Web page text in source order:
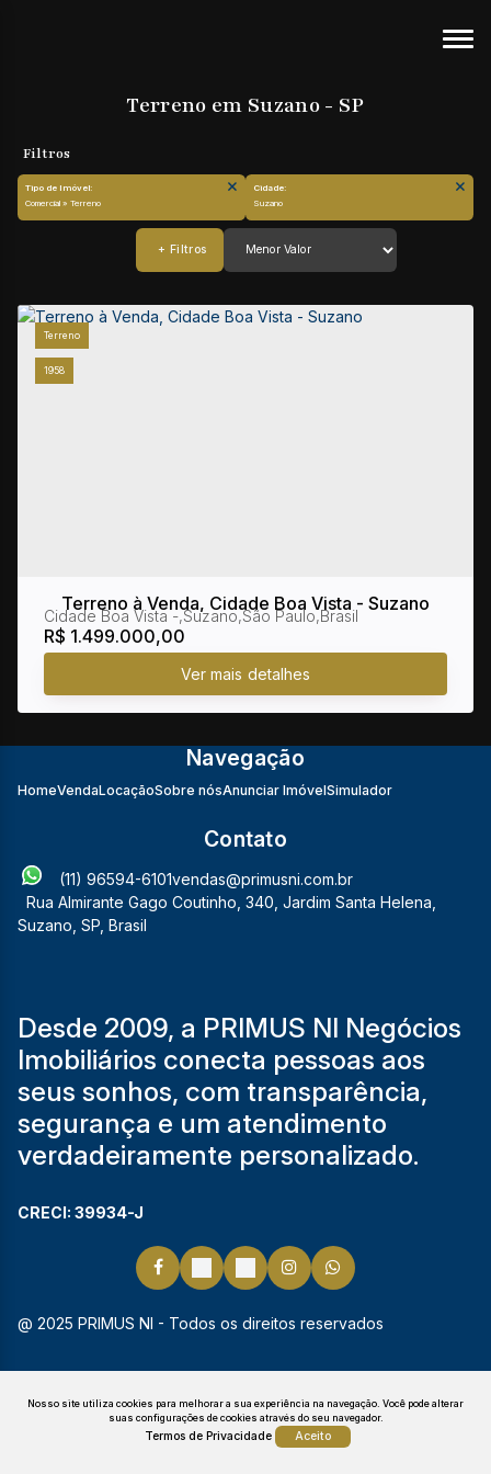
Nosso site utiliza cookies para melhorar a sua experiência na navegação. Você pode alterar
suas configurações de cookies através do seu navegador.
Termos de Privacidade Aceito
Terreno em Suzano - SP
Tipo de Imóvel:
Cidade:
Suzano
1958
Terreno
Terreno à Venda, Cidade Boa Vista - Suzano
R$ 1.499.000,00
Cidade Boa Vista ,Suzano,São Paulo,Brasil
Navegação
HomeVendaLocaçãoSobre nósAnunciar ImóvelSimulador
Contato
(11) 96594-6101vendas@primusni.com.br
Rua Almirante Gago Coutinho 340 Jardim Santa Helena
Suzano SP Brasil
Desde 2009, a PRIMUS NI Negócios
Imobiliários conecta pessoas aos
seus sonhos, com transparência,
segurança e um atendimento
verdadeiramente personalizado.
CRECI: 39934-J
@ 2025 PRIMUS NI - Todos os direitos reservados